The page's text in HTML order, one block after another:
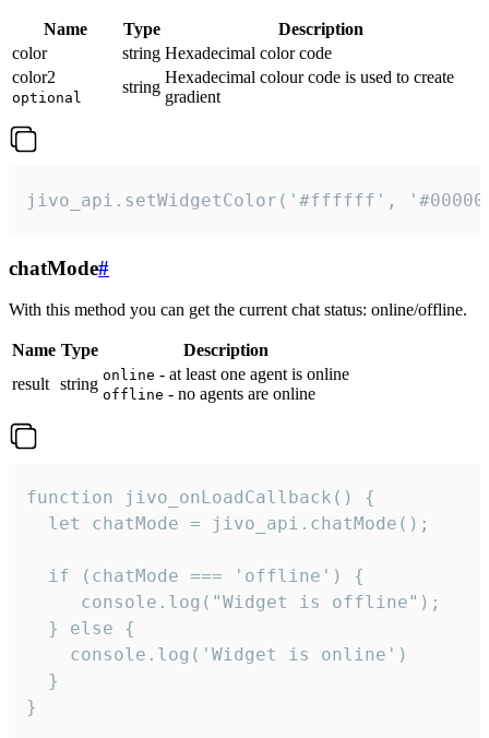
Name Type
Description
color
string Hexadecimal color code
color2
optional
string
Hexadecimal colour code is used to create
gradient
jivo_api.setWidgetColor('#ffffff',
chatMode#
With this method you can get the current chat status: online/offline.
Name Type
Description
result string online - at least one agent is online
offline - no agents are online
function jivo_onLoadCallback() {
  let chatMode = jivo_api.chatMode();
  if (chatMode === 'offline') {
     console.log("Widget is offline");
  } else {
    console.log('Widget is online')
  }
}